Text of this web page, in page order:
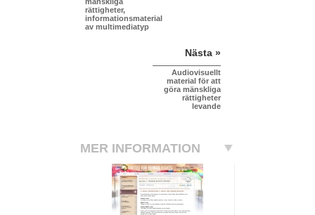
rättigheter,
informationsmaterial
av multimediatyp
Nästa »
Audiovisuellt
material för att
göra mänskliga
rättigheter
levande
MER INFORMATION